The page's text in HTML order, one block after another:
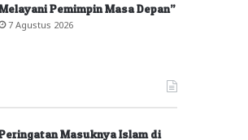
Pemimpin Masa Depan”
7 Agustus 2026
Masuknya Islam di